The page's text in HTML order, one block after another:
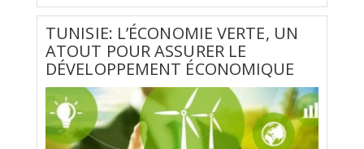
TUNISIE: L’ÉCONOMIE VERTE, UN
ATOUT POUR ASSURER LE
DÉVELOPPEMENT ÉCONOMIQUE